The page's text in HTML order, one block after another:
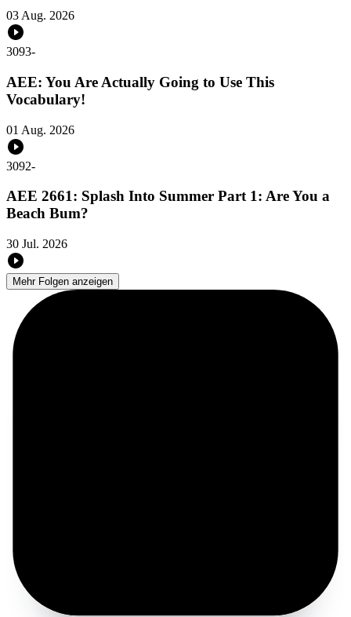
03 Aug. 2026
3093-
AEE: You Are Actually Going to Use This
Vocabulary!
01 Aug. 2026
3092-
AEE 2661: Splash Into Summer Part 1: Are You a
Beach Bum?
30 Jul. 2026
Mehr Folgen anzeigen